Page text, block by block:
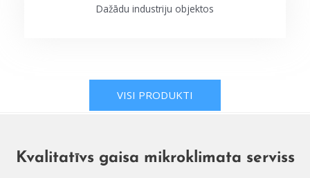
Dažādu industriju objektos
VISI PRODUKTI
Kvalitatīvs gaisa mikroklimata serviss